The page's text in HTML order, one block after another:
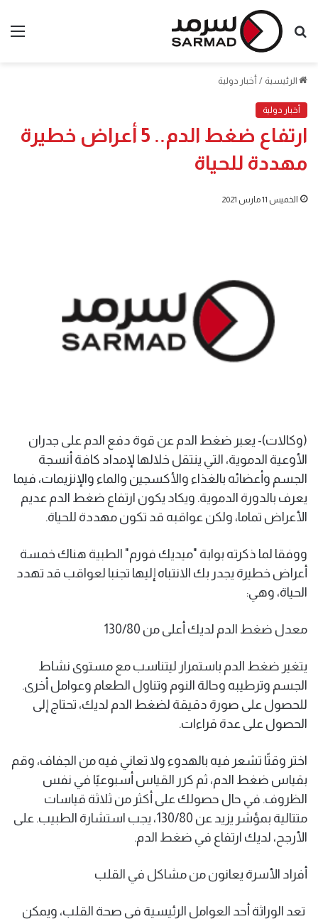
بحث
الرئيسية / أخبار دولية
أخبار دولية
ارتفاع ضغط الدم.. 5 أعراض خطيرة
مهددة للحياة
الخميس 11 مارس 2021
(وكالات)- يعبر ضغط الدم عن قوة دفع الدم على جدران
الأوعية الدموية، التي ينتقل خلالها لإمداد كافة أنسجة
الجسم وأعضائه بالغذاء والأكسجين والماء والإنزيمات، فيما
يعرف بالدورة الدموية. ويكاد يكون ارتفاع ضغط الدم عديم
الأعراض تماما، ولكن عواقبه قد تكون مهددة للحياة.
ووفقا لما ذكرته بوابة "ميديك فورم" الطبية هناك خمسة
أعراض خطيرة يجدر بك الانتباه إليها تجنبا لعواقب قد تهدد
الحياة، وهي:
معدل ضغط الدم لديك أعلى من 130/80
يتغير ضغط الدم باستمرار ليتناسب مع مستوى نشاط
الجسم وترطيبه وحالة النوم وتناول الطعام وعوامل أخرى.
للحصول على صورة دقيقة لضغط الدم لديك، تحتاج إلى
الحصول على عدة قراءات.
اختر وقتًا تشعر فيه بالهدوء ولا تعاني فيه من الجفاف، وقم
بقياس ضغط الدم، ثم كرر القياس أسبوعيًا في نفس
الظروف. في حال حصولك على أكثر من ثلاثة قياسات
متتالية بمؤشر يزيد عن 130/80، يجب استشارة الطبيب. على
الأرجح، لديك ارتفاع في ضغط الدم.
أفراد الأسرة يعانون من مشاكل في القلب
تعد الوراثة أحد العوامل الرئيسية في صحة القلب، ويمكن